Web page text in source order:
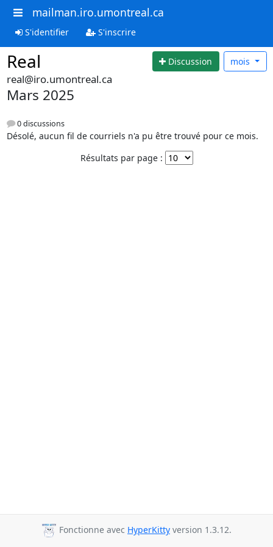
mailman.iro.umontreal.ca
S'identifier S'inscrire
Real Discussion mois
real@iro.umontreal.ca
Mars 2025
0 discussions
Désolé, aucun fil de courriels n'a pu être trouvé pour ce mois.
Résultats par page :
Fonctionne avec HyperKitty version 1.3.12.